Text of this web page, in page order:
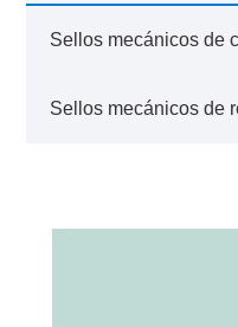
Sellos mecánicos de
Sellos mecánicos de